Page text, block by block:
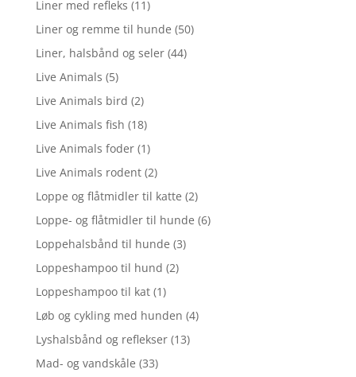
Liner med refleks (11)
Liner og remme til hunde (50)
Liner, halsbånd og seler (44)
Live Animals (5)
Live Animals bird (2)
Live Animals fish (18)
Live Animals foder (1)
Live Animals rodent (2)
Loppe og flåtmidler til katte (2)
Loppe- og flåtmidler til hunde (6)
Loppehalsbånd til hunde (3)
Loppeshampoo til hund (2)
Loppeshampoo til kat (1)
Løb og cykling med hunden (4)
Lyshalsbånd og reflekser (13)
Mad- og vandskåle (33)